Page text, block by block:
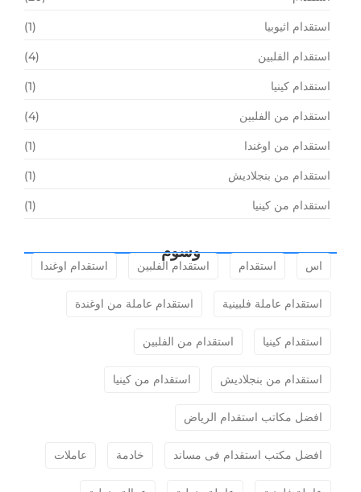
استقدام اثيوبيا (1)
استقدام الفلبين (4)
استقدام كينيا (1)
استقدام من الفلبين (4)
استقدام من اوغندا (1)
استقدام من بنجلاديش (1)
استقدام من كينيا (1)
وسوم
اس استقدام استقدام الفلبين استقدام اوغندا
استقدام عاملة فلبينية استقدام عاملة من اوغندة
استقدام كينيا استقدام من الفلبين
استقدام من بنجلاديش استقدام من كينيا
افضل مكاتب استقدام الرياض
افضل مكتب استقدام فى مساند خادمة عاملات